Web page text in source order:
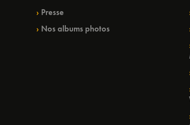
Presse
Nos albums photos